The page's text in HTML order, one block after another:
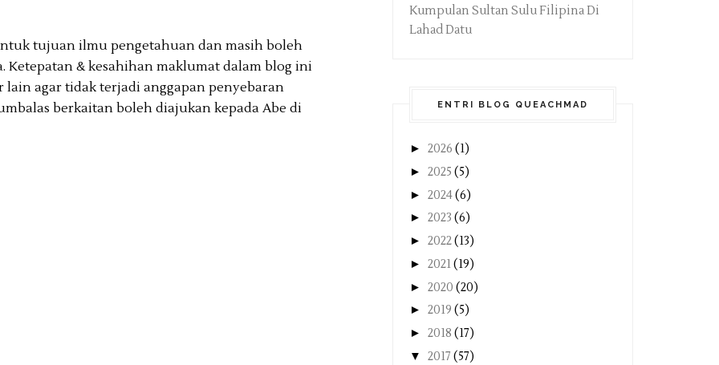
tujuan ilmu pengetahuan dan masih boleh
& kesahihan maklumat dalam blog ini
agar tidak terjadi anggapan penyebaran
berkaitan boleh diajukan kepada Abe di
Kumpulan Sultan Sulu Filipina Di
Lahad Datu
ENTRI BLOG QUEACHMAD
► 2026 (1)
► 2025 (5)
► 2024(6)
► 2023 (6)
► 2022(13)
► 2021(19)
► 2020 (20)
► 2019 (5)
► 2018 (17)
▼ 2017 (57)